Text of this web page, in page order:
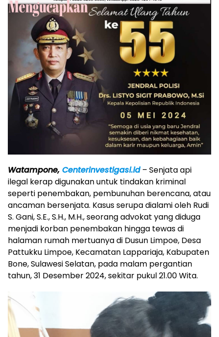
Watampone, Centerinvestigasi.id– Senjata api
ilegal kerap digunakan untuk tindakan kriminal
seperti penembakan, pembunuhan berencana, atau
ancaman bersenjata. Kasus serupa dialami oleh Rudi
S. Gani, S.E., S.H., M.H., seorang advokat yang diduga
menjadi korban penembakan hingga tewas di
halaman rumah mertuanya di Dusun Limpoe, Desa
Pattukku Limpoe, Kecamatan Lappariaja, Kabupaten
Bone, Sulawesi Selatan, pada malam pergantian
tahun, 31 Desember 2024, sekitar pukul 21.00 Wita.